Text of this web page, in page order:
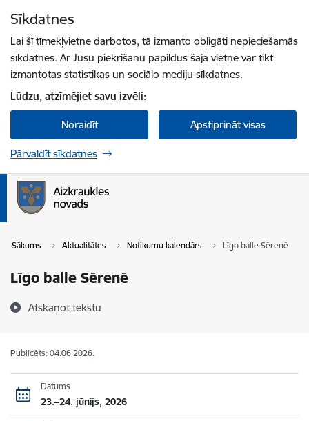
Sīkdatnes
Lai šī tīmekļvietne darbotos, tā izmanto obligāti nepieciešamās
sīkdatnes. Ar Jūsu piekrišanu papildus šajā vietnē var tikt
izmantotas statistikas un sociālo mediju sīkdatnes.
Lūdzu, atzīmējiet savu izvēli:
Noraidīt Apstiprināt visas
Pārvaldīt sīkdatnes
Sākums Aktualitātes Notikumu kalendārs Līgo balle Sērenē
Līgo balle Sērenē
Atskaņot tekstu
Publicēts: 04.06.2026.
Datums
23.–24. jūnijs, 2026